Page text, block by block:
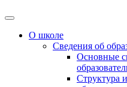
О школе
Сведения об
Основные
Структура